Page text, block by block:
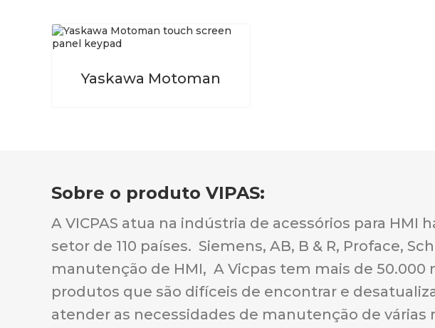
Yaskawa Motoman
Sobre o produto VIPAS:
A VICPAS atua na indústria de acessórios para
setor de 110 países. Siemens, AB, B & R, Proface,
manutenção de HMI, A Vicpas tem mais de
produtos que são difíceis de encontrar e
atender as necessidades de manutenção de